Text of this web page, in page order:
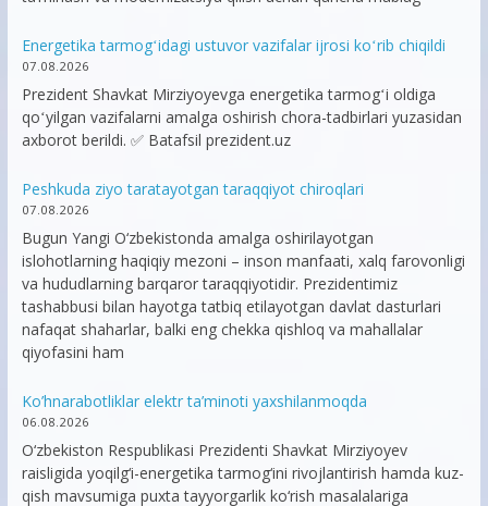
Energetika tarmogʻidagi ustuvor vazifalar ijrosi koʻrib chiqildi
07.08.2026
Prezident Shavkat Mirziyoyevga energetika tarmogʻi oldiga
qoʻyilgan vazifalarni amalga oshirish chora-tadbirlari yuzasidan
axborot berildi. ✅ Batafsil prezident.uz
Peshkuda ziyo taratayotgan taraqqiyot chiroqlari
07.08.2026
Bugun Yangi O‘zbekistonda amalga oshirilayotgan
islohotlarning haqiqiy mezoni – inson manfaati, xalq farovonligi
va hududlarning barqaror taraqqiyotidir. Prezidentimiz
tashabbusi bilan hayotga tatbiq etilayotgan davlat dasturlari
nafaqat shaharlar, balki eng chekka qishloq va mahallalar
qiyofasini ham
Ko’hnarabotliklar elektr ta’minoti yaxshilanmoqda
06.08.2026
O‘zbekiston Respublikasi Prezidenti Shavkat Mirziyoyev
raisligida yoqilg‘i-energetika tarmog‘ini rivojlantirish hamda kuz-
qish mavsumiga puxta tayyorgarlik ko‘rish masalalariga